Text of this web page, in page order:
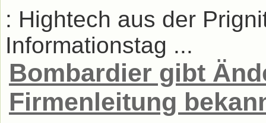
: Hightech aus der
Informationstag ...
Bombardier gibt
Firmenleitung